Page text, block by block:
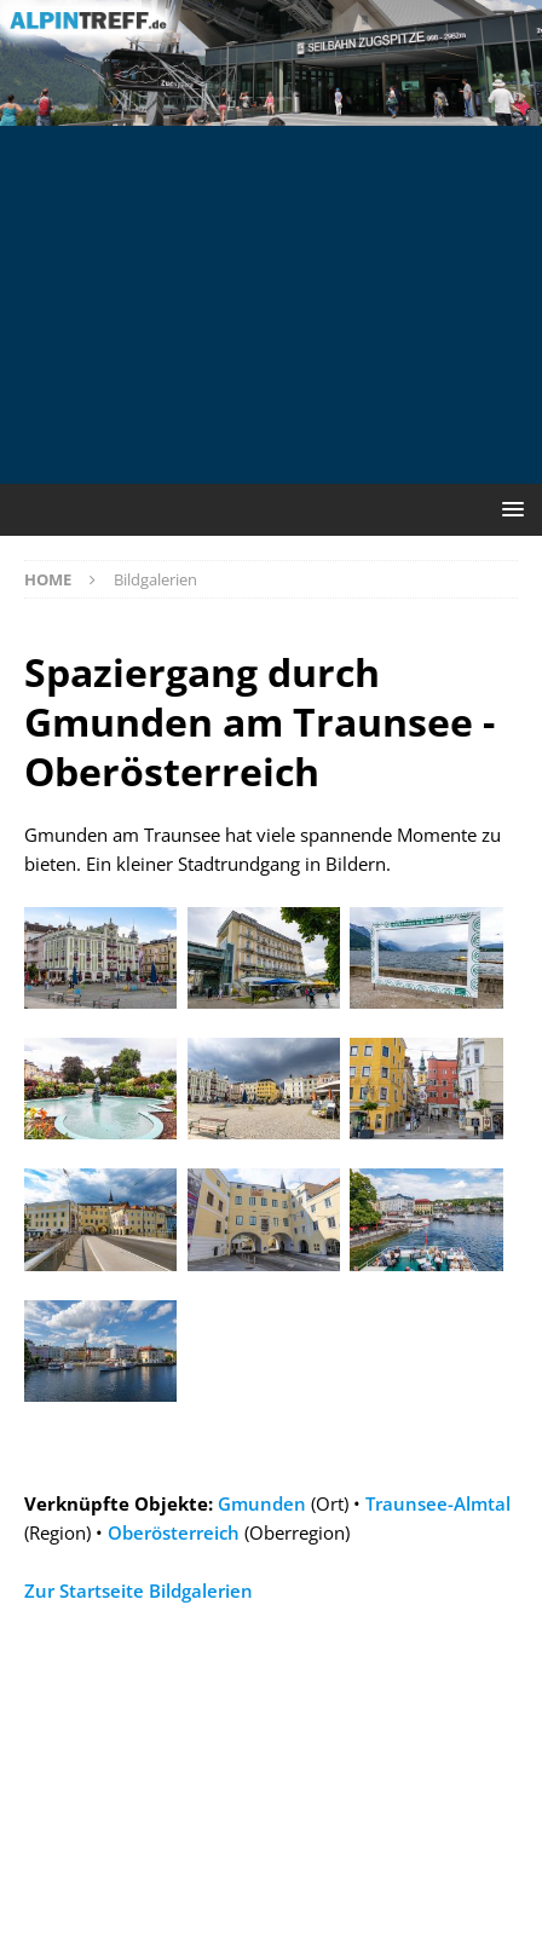
HOME Bildgalerien
Spaziergang durch
Gmunden am Traunsee -
Oberösterreich
Gmunden am Traunsee hat viele spannende Momente zu
bieten. Ein kleiner Stadtrundgang in Bildern.
Verknüpfte Objekte: Gmunden (Ort) • Traunsee-Almtal
(Region) • Oberösterreich (Oberregion)
Zur Startseite Bildgalerien